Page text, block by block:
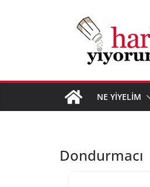
NE YİYELİM
Dondurmacı